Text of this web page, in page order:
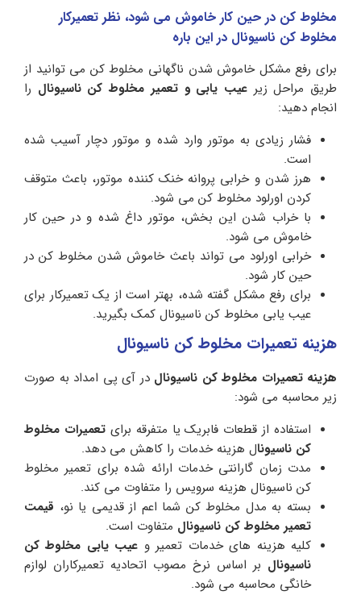
مخلوط کن در حین کار خاموش می شود، نظر تعمیرکار
مخلوط کن ناسیونال در این باره
برای رفع مشکل خاموش شدن ناگهانی مخلوط کن می توانید از
طریق مراحل زیرعیب یابی و تعمیر مخلوط کن ناسیونال را
انجام دهید:
فشار زیادی به موتور وارد شده و موتور دچار آسیب شده
است.
هرز شدن و خرابی پروانه خنک کننده موتور، باعث متوقف
کردن اورلود مخلوط کن می شود.
با خراب شدن این بخش، موتور داغ شده و در حین کار
خاموش می شود.
خرابی اورلود می تواند باعث خاموش شدن مخلوط کن در
حین کار شود.
برای رفع مشکل گفته شده، بهتر است از یک تعمیرکار برای
عیب یابی مخلوط کن ناسیونال کمک بگیرید.
هزینه تعمیرات مخلوط کن ناسیونال
هزینه تعمیرات مخلوط کن ناسیونال در آی پی امداد به صورت
زیر محاسبه می شود:
استفاده از قطعات فابریک یا متفرقه برایتعمیرات مخلوط
کن ناسیونال هزینه خدمات را کاهش می دهد.
مدت زمان گارانتی خدمات ارائه شده برای تعمیر مخلوط
کن ناسیونال هزینه سرویس را متفاوت می کند.
بسته به مدل مخلوط کن شما اعم از قدیمی یا نو، قیمت
تعمیر مخلوط کن ناسیونال متفاوت است.
کلیه هزینه های خدمات تعمیر و عیب یابی مخلوط کن
ناسیونال بر اساس نرخ مصوب اتحادیه تعمیرکاران لوازم
خانگی محاسبه می شود.